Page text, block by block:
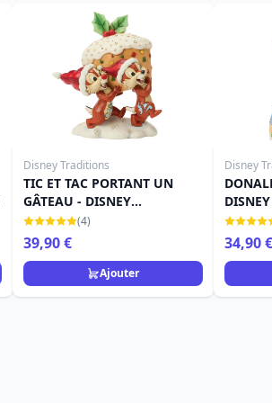
Disney Traditions
TIC ET TAC PORTANT UN
GÂTEAU - DISNEY
TRADITIONS
(4)
39,90 €
Ajouter
Disney
34,90 €